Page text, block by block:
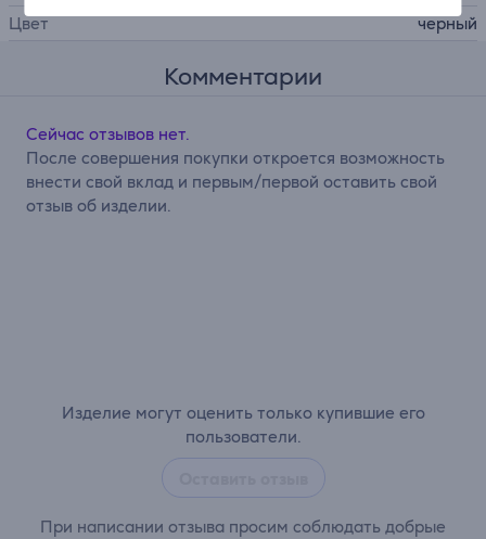
Цвет
черный
Комментарии
Изделие могут оценить только купившие его
пользователи.
При написании отзыва просим соблюдать добрые
Сейчас отзывов нет.
После совершения покупки откроется возможность
внести свой вклад и первым/первой оставить свой
отзыв об изделии.